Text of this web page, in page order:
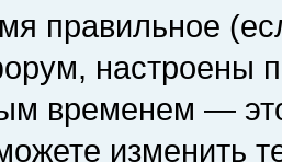
правильное
настроены
временем —
изменить